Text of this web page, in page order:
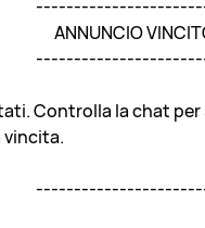
ANNUNCIO
Controlla la chat
vincita.